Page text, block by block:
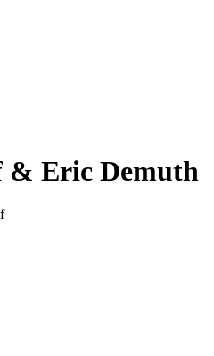
& Eric Demuth